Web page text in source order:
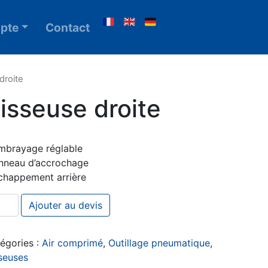
Contact
droite
réglable
d’accrochage
arrière
de Visseuse droite
Ajouter au devis
: Air comprimé, Outillage pneumatique,